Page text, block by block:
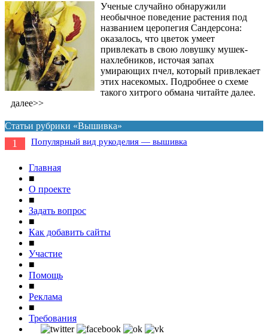
Ученые случайно обнаружили
необычное поведение растения под
названием церопегия Сандерсона:
оказалось, что цветок умеет
привлекать в свою ловушку мушек-
нахлебников, источая запах
умирающих пчел, который привлекает
этих насекомых. Подробнее о схеме
такого хитрого обмана читайте далее.
далее>>
Статьи рубрики «Вышивка»
1 Популярный вид рукоделия — вышивка
Главная
■
О проекте
■
Задать вопрос
■
Как добавить сайты
■
Участие
■
Помощь
■
Реклама
■
Требования